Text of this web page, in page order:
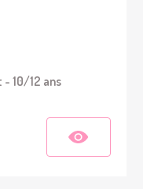
- 10/12 ans